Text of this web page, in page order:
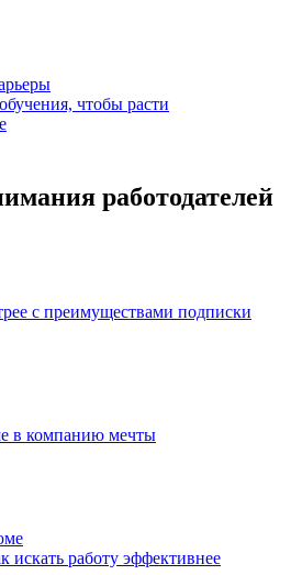
чтобы расти
работодателей
с преимуществами подписки
в компанию мечты
искать работу эффективнее